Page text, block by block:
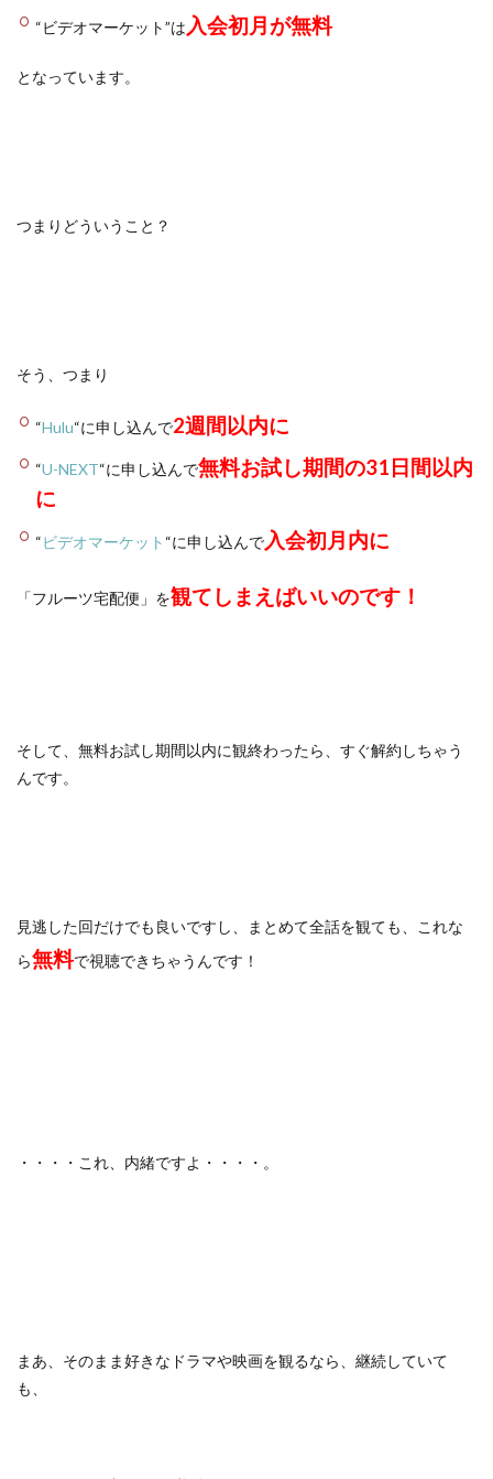
“ビデオマーケット”は 入会初月が無料
となっています。
つまりどういうこと？
そう、つまり
“Hulu“に申し込んで2週間以内に
“U-NEXT“に申し込んで無料お試し期間の31日間以内
に
“ビデオマーケット “に申し込んで入会初月内に
「フルーツ宅配便」を観てしまえばいいのです！
そして、無料お試し期間以内に観終わったら、すぐ解約しちゃう
んです。
見逃した回だけでも良いですし、まとめて全話を観ても、これな
ら無料で視聴できちゃうんです！
・・・・これ、内緒ですよ・・・・。
まあ、そのまま好きなドラマや映画を観るなら、継続していて
も、